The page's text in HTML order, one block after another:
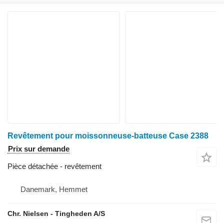
Revêtement pour moissonneuse-batteuse Case 2388
Prix sur demande
Pièce détachée - revêtement
Danemark, Hemmet
Chr. Nielsen - Tingheden A/S